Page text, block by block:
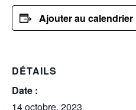
Ajouter au calendrier
DÉTAILS
Date :
14 octobre, 2023